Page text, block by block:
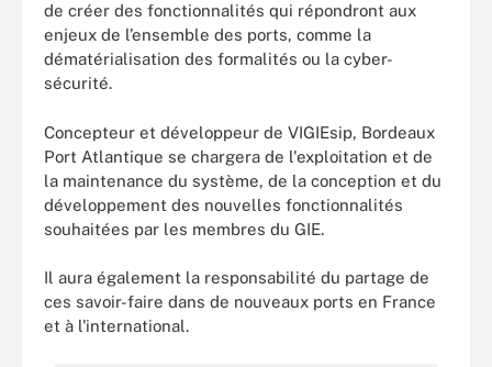
de créer des fonctionnalités qui répondront aux
enjeux de l’ensemble des ports, comme la
dématérialisation des formalités ou la cyber-
sécurité.
Concepteur et développeur de VIGIEsip, Bordeaux
Port Atlantique se chargera de l'exploitation et de
la maintenance du système, de la conception et du
développement des nouvelles fonctionnalités
souhaitées par les membres du GIE.
Il aura également la responsabilité du partage de
ces savoir-faire dans de nouveaux ports en France
et à l'international.